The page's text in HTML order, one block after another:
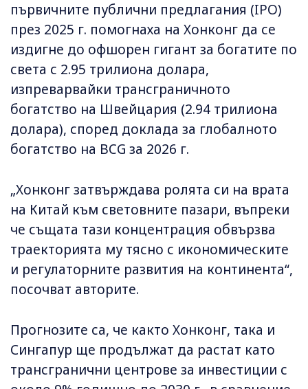
първичните публични предлагания (IPO)
през 2025 г. помогнаха на Хонконг да се
издигне до офшорен гигант за богатите по
света с 2.95 трилиона долара,
изпреварвайки трансграничното
богатство на Швейцария (2.94 трилиона
долара), според доклада за глобалното
богатство на BCG за 2026 г.
„Хонконг затвърждава ролята си на врата
на Китай към световните пазари, въпреки
че същата тази концентрация обвързва
траекторията му тясно с икономическите
и регулаторните развития на континента“,
посочват авторите.
Прогнозите са, че както Хонконг, така и
Сингапур ще продължат да растат като
трансгранични центрове за инвестиции с